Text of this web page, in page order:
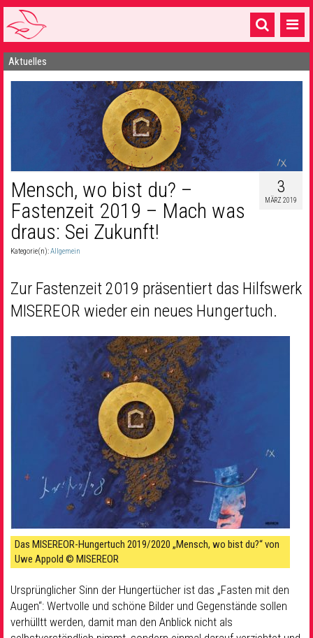
Startseite
16 Gemeinden & mehr
Gottesdienste & Sinnsuche
Gemeinschaft & Soziales
Musik& Kultur
Aktuelles
3
MÄRZ 2019
Mensch, wo bist du? –
Fastenzeit 2019 – Mach was
draus: Sei Zukunft!
Kategorie(n):Allgemein
Zur Fastenzeit 2019 präsentiert das Hilfswerk
MISEREOR wieder ein neues Hungertuch.
Das MISEREOR-Hungertuch 2019/2020 „Mensch, wo bist du?“ von
Uwe Appold © MISEREOR
Ursprünglicher Sinn der Hungertücher ist das „Fasten mit den
Augen“: Wertvolle und schöne Bilder und Gegenstände sollen
verhülltt werden, damit man den Anblick nicht als